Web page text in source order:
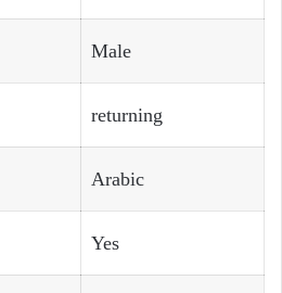
Male
returning
Arabic
Yes